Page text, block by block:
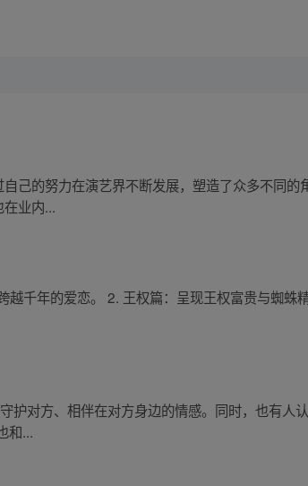
己的努力在演艺界不断发展，塑造了众多不同的
业内...
千年的爱恋。 2. 王权篇：呈现王权富贵与蜘蛛
护对方、相伴在对方身边的情感。同时，也有人
和...